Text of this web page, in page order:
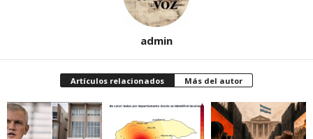
admin
Artículos relacionados Más del autor